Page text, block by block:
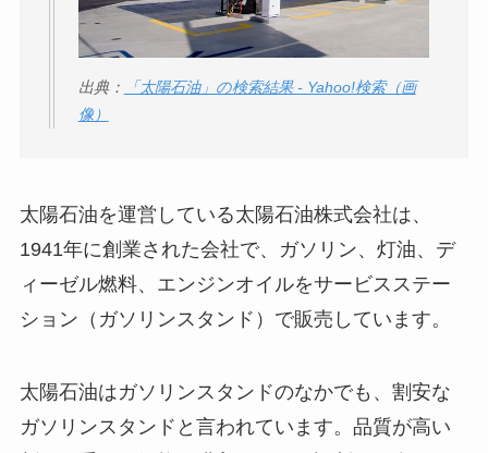
出典：
「太陽石油」の検索結果 - Yahoo!検索（画
像）
太陽石油を運営している太陽石油株式会社は、
1941年に創業された会社で、ガソリン、灯油、デ
ィーゼル燃料、エンジンオイルをサービスステー
ション（ガソリンスタンド）で販売しています。
太陽石油はガソリンスタンドのなかでも、割安な
ガソリンスタンドと言われています。品質が高い